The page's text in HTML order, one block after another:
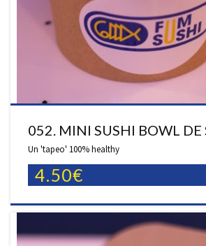
052. MINI SUSHI BOWL DE
Un 'tapeo' 100% healthy
4.50€